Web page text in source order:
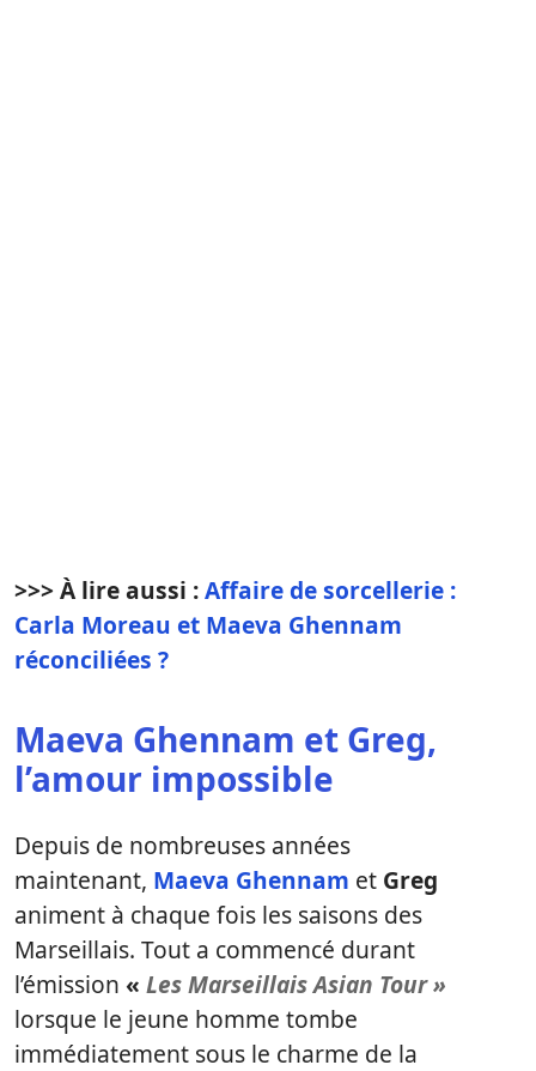
>>> À lire aussi :Affaire de sorcellerie :
Carla Moreau et Maeva Ghennam
réconciliées ?
Maeva Ghennam et Greg,
l’amour impossible
Depuis de nombreuses années
maintenant, Maeva Ghennam et Greg
animent à chaque fois les saisons des
Marseillais. Tout a commencé durant
l’émission « Les Marseillais Asian Tour »
lorsque le jeune homme tombe
immédiatement sous le charme de la